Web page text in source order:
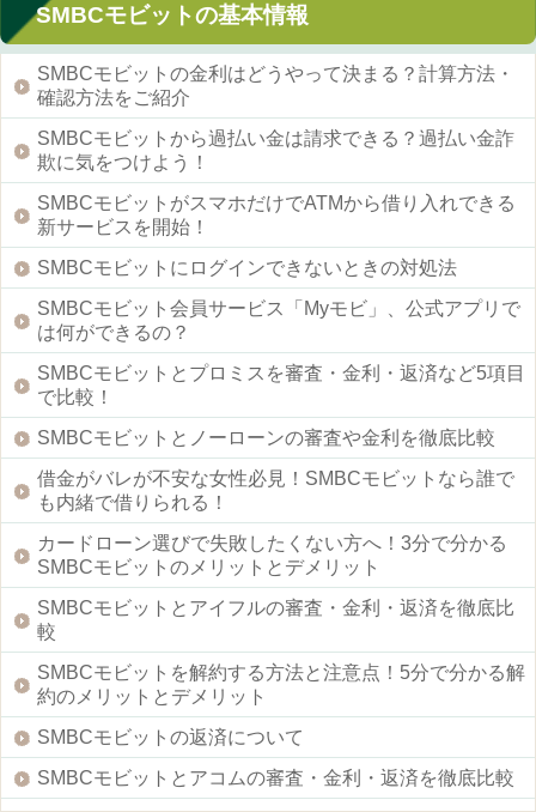
SMBCモビットの基本情報
SMBCモビットの金利はどうやって決まる？計算方法・
確認方法をご紹介
SMBCモビットから過払い金は請求できる？過払い金詐
欺に気をつけよう！
SMBCモビットがスマホだけでATMから借り入れできる
新サービスを開始！
SMBCモビットにログインできないときの対処法
SMBCモビット会員サービス「Myモビ」、公式アプリで
は何ができるの？
SMBCモビットとプロミスを審査・金利・返済など5項目
で比較！
SMBCモビットとノーローンの審査や金利を徹底比較
借金がバレが不安な女性必見！SMBCモビットなら誰で
も内緒で借りられる！
カードローン選びで失敗したくない方へ！3分で分かる
SMBCモビットのメリットとデメリット
SMBCモビットとアイフルの審査・金利・返済を徹底比
較
SMBCモビットを解約する方法と注意点！5分で分かる解
約のメリットとデメリット
SMBCモビットの返済について
SMBCモビットとアコムの審査・金利・返済を徹底比較